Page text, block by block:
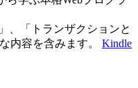
、「トランザクションと
内容を含みます。 Kindle